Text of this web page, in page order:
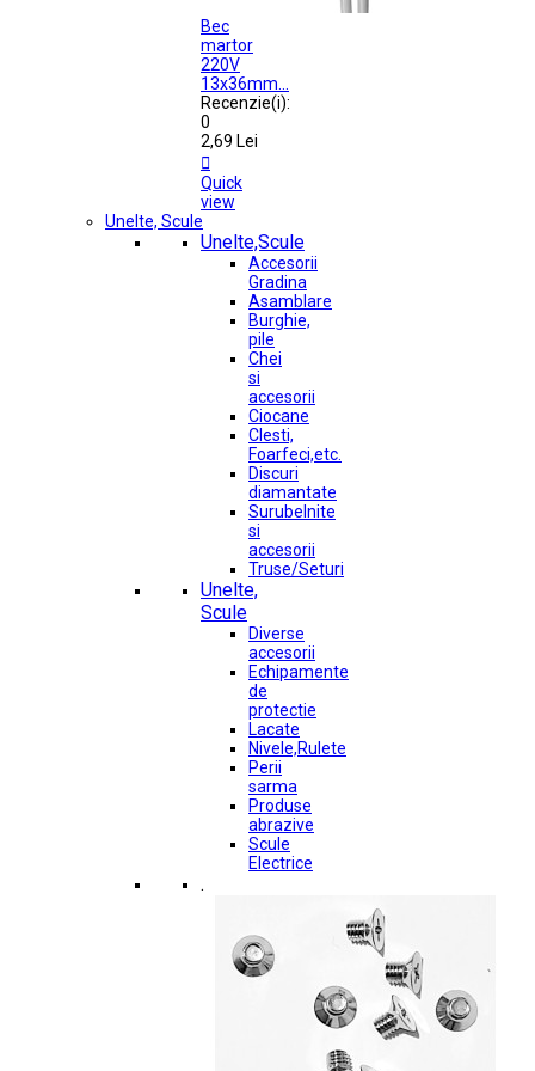
Bec
martor
220V
13x36mm...
Recenzie(i):
0
2,69 Lei

Quick
view
Unelte, Scule
Unelte,Scule
Accesorii
Gradina
Asamblare
Burghie,
pile
Chei
si
accesorii
Ciocane
Clesti,
Foarfeci,etc.
Discuri
diamantate
Surubelnite
si
accesorii
Truse/Seturi
Unelte,
Scule
Diverse
accesorii
Echipamente
de
protectie
Lacate
Nivele,Rulete
Perii
sarma
Produse
abrazive
Scule
Electrice
.